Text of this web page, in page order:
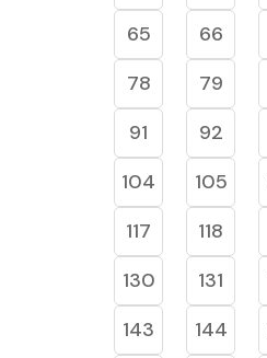
65
66
78
79
91
92
104
105
117
118
130
131
143
144